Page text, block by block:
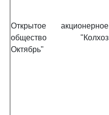
Открытое акционерное
общество "Колхоз
Октябрь"